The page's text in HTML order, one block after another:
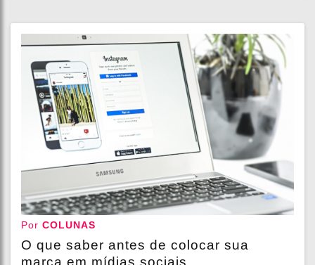
Por COLUNAS
O que saber antes de colocar sua